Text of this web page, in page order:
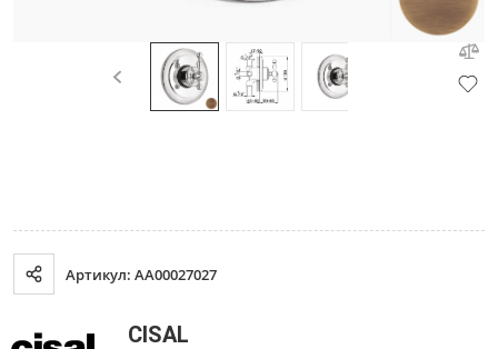
Артикул: AA00027027
CISAL